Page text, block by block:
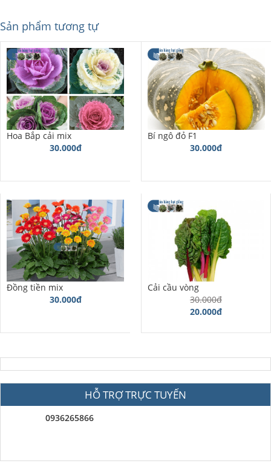
Sản phẩm tương tự
Hoa Bắp cải mix
30.000đ
Bí ngô đỏ F1
30.000đ
Đồng tiền mix
30.000đ
Cải cầu vòng
30.000đ
20.000đ
HỖ TRỢ TRỰC TUYẾN
0936265866